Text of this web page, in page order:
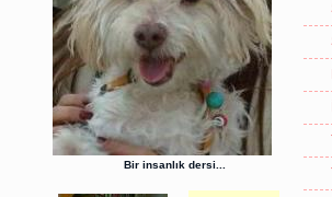
Bir insanlık dersi...